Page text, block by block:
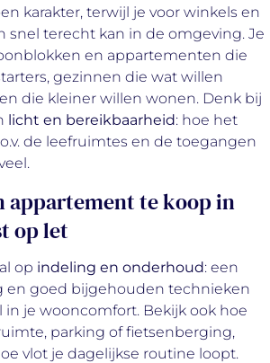
karakter, terwijl je voor winkels en
snel terecht kan in de omgeving. Je
en appartementen die
gezinnen die wat willen
die kleiner willen wonen. Denk bij
licht en bereikbaarheid: hoe het
de leefruimtes en de toegangen
appartement te koop in
op let
op indeling en onderhoud: een
en goed bijgehouden technieken
in je wooncomfort. Bekijk ook hoe
parking of fietsenberging,
vlot je dagelijkse routine loopt.